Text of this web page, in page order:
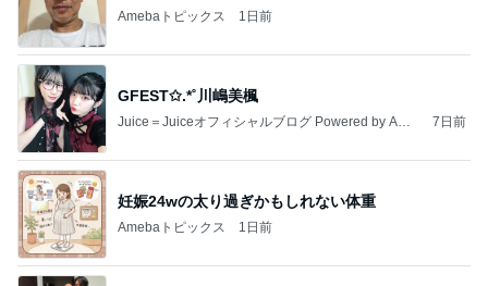
Amebaトピックス 1日前
GFEST✩.*˚川嶋美楓
Juice＝Juiceオフィシャルブログ Powered by Ame
7日前
妊娠24wの太り過ぎかもしれない体重
Amebaトピックス 1日前